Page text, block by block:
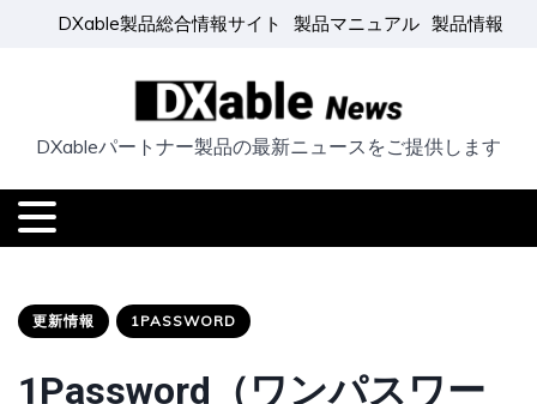
DXable製品総合情報サイト 製品マニュアル 製品情報
DXableパートナー製品の最新ニュースをご提供します
更新情報 1PASSWORD
1Password（ワンパスワー